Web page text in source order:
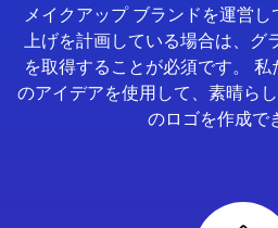
メイクアップ ブランドを運営
上げを計画している場合は、グ
を取得することが必須です。
のアイデアを使用して、素晴ら
のロゴを作成で